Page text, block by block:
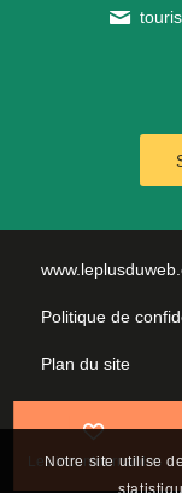
Les incontournables
Politique de
Plan du site
Nous contacter
Notre site utilise